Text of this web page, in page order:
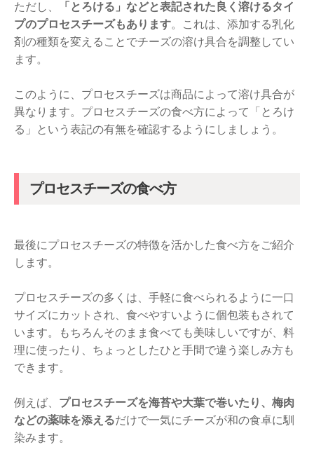
ただし、
「とろける」などと表記された良く溶けるタイ
プのプロセスチーズもあります。これは、添加する乳化
剤の種類を変えることでチーズの溶け具合を調整してい
ます。
このように、プロセスチーズは商品によって溶け具合が
異なります。プロセスチーズの食べ方によって「とろけ
る」という表記の有無を確認するようにしましょう。
プロセスチーズの食べ方
最後にプロセスチーズの特徴を活かした食べ方をご紹介
します。
プロセスチーズの多くは、手軽に食べられるように一口
サイズにカットされ、食べやすいように個包装もされて
います。もちろんそのまま食べても美味しいですが、料
理に使ったり、ちょっとしたひと手間で違う楽しみ方も
できます。
例えば、 プロセスチーズを海苔や大葉で巻いたり、梅肉
などの薬味を添えるだけで一気にチーズが和の食卓に馴
染みます。